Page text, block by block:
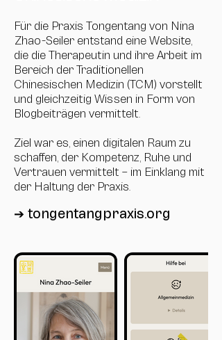
Für die Praxis Tongentang von Nina
Zhao‑Seiler entstand eine Website,
die die Therapeutin und ihre Arbeit im
Bereich der Traditionellen
Chinesischen Medizin (TCM) vorstellt
und gleichzeitig Wissen in Form von
Blogbeiträgen vermittelt.
Ziel war es, einen digitalen Raum zu
schaffen, der Kompetenz, Ruhe und
Vertrauen vermittelt – im Einklang mit
der Haltung der Praxis.
➔ tongentangpraxis.org